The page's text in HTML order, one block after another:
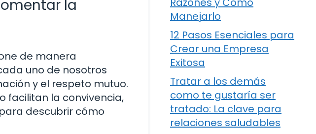
la
de manera
uno de nosotros
y el respeto mutuo.
facilitan la convivencia,
descubrir cómo
Manejarlo
12 Pasos Esenciales para
Crear una Empresa
Exitosa
Tratar a los demás
como te gustaría ser
tratado: La clave para
relaciones saludables